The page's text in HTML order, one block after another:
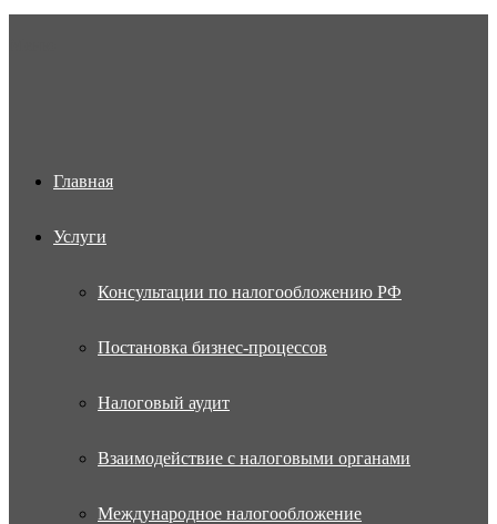
Главная
Услуги
Консультации по налогообложению РФ
Постановка бизнес-процессов
Налоговый аудит
Взаимодействие с налоговыми органами
Международное налогообложение